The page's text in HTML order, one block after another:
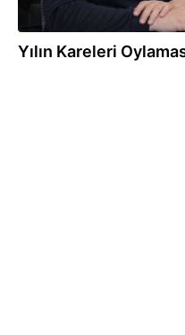
Yılın Kareleri